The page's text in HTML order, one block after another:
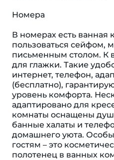
Номера
В номерах есть ванная
пользоваться сейфом,
письменным столом. К
для глажки. Такие
интернет, телефон,
(бесплатно),
уровень комфорта.
адаптировано для
комнаты оснащены
банные халаты и
домашнего уюта.
гостям – это
полотенец в ванных